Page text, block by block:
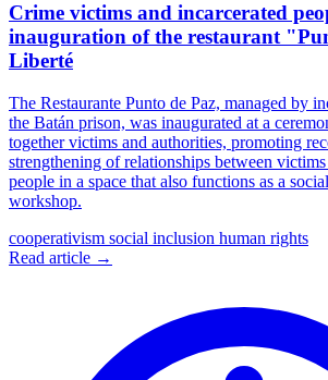
Crime victims and incarcerated
inauguration of the restaurant
Liberté
The Restaurante Punto de Paz, managed by
the Batán prison, was inaugurated at a
together victims and authorities, promoting
strengthening of relationships between
people in a space that also functions as a
workshop.
cooperativism social inclusion human rights
Read article →